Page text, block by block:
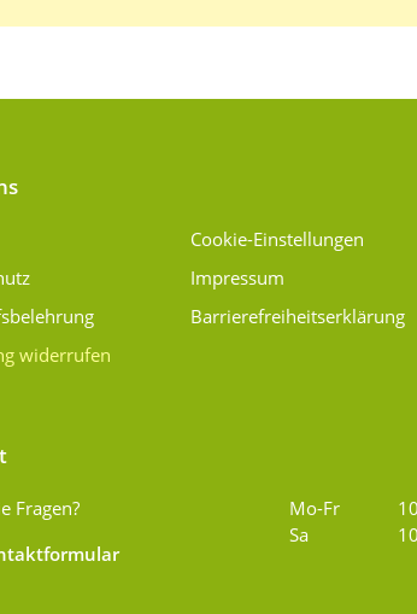
widerrufen
Cookie-Einstellungen
Impressum
Barrierefreiheitserklärung
Fragen?
Mo-Fr
Sa